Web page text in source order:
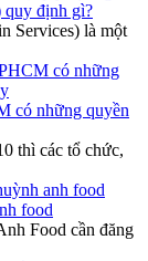
quy định gì?
Services) là một
có những quyền
thì các tổ chức,
food
Food cần đăng